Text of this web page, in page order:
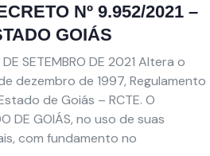
Nº 9.952/2021 –
GOIÁS
SETEMBRO DE 2021 Altera o
dezembro de 1997, Regulamento
de Goiás – RCTE. O
DE GOIÁS, no uso de suas
com fundamento no